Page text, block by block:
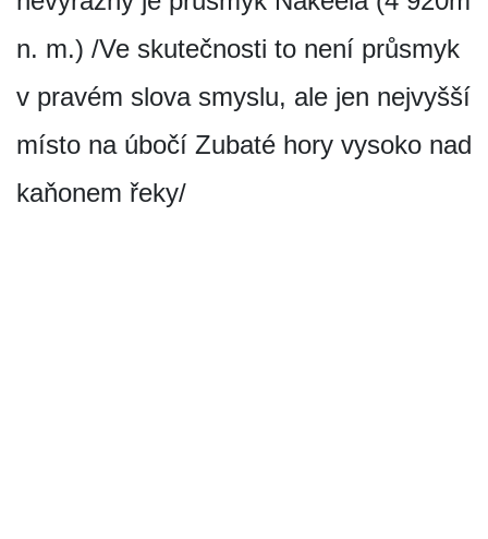
n. m.) /Ve skutečnosti to není průsmyk
v pravém slova smyslu, ale jen nejvyšší
místo na úbočí Zubaté hory vysoko nad
kaňonem řeky/